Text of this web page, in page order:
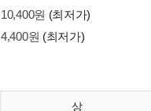
10,400원 (최저가)
4,400원 (최저가)
상